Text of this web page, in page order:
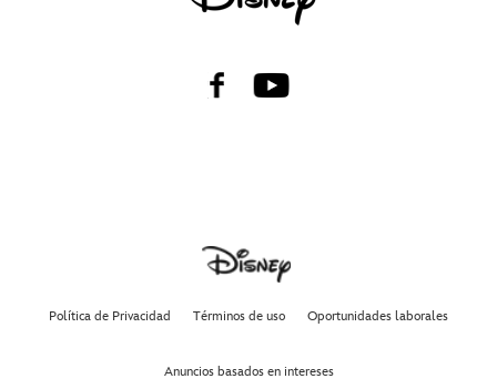
FacebookYouTube
Política de Privacidad Términos de uso Oportunidades laborales
Anuncios basados en intereses